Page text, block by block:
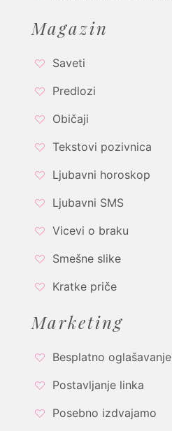
Magazin
Saveti
Predlozi
Običaji
Tekstovi pozivnica
Ljubavni horoskop
Ljubavni SMS
Vicevi o braku
Smešne slike
Kratke priče
Marketing
Besplatno oglašavanje
Postavljanje linka
Posebno izdvajamo